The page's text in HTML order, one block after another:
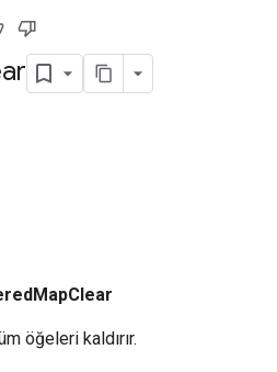
öğeleri kaldırır.